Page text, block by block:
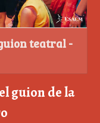
teatral -
guion de la